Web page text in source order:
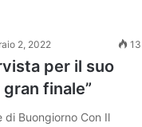
2, 2022 13
per il suo
finale”
di Buongiorno Con Il